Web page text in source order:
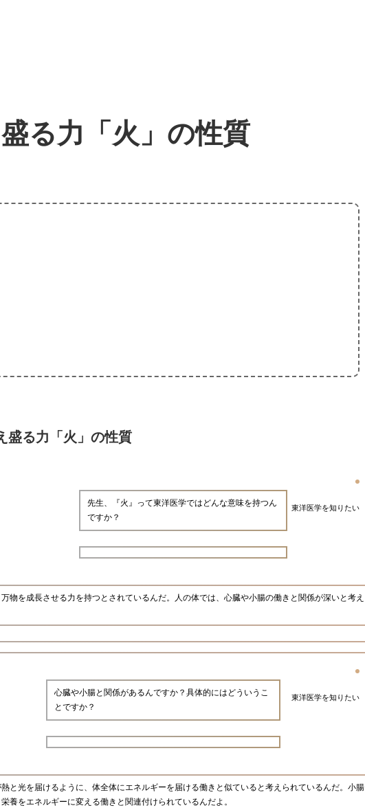
る力「火」の性質
盛る力「火」の性質
東洋医学を知りたい
先生、『火』って東洋医学ではどんな意味を持つん
ですか？
物を成長させる力を持つとされているんだ。人の体では、心臓や小腸の働きと関係が深いと考え
東洋医学を知りたい
心臓や小腸と関係があるんですか？具体的にはどういうこ
とですか？
と光を届けるように、体全体にエネルギーを届ける働きと似ていると考えられているんだ。小腸
養をエネルギーに変える働きと関連付けられているんだよ。